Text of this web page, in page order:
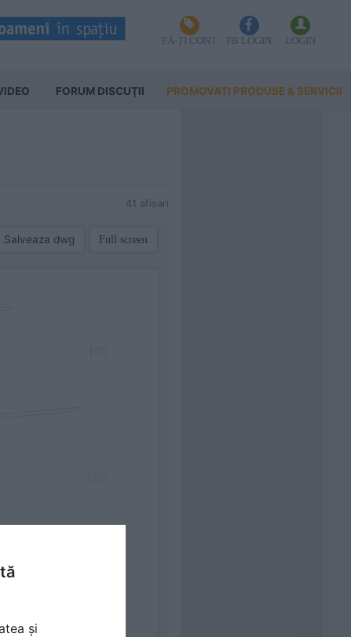
FĂ-ȚI CONT FB LOGIN LOGIN
FORUM DISCUŢII PROMOVAȚI PRODUSE & SERVICII
41 afisari
Salveaza dwg Full screen
și